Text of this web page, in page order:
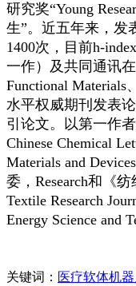
研究奖“Young
生”。近五年来，发
1400次，目前h-
一作）及共同通讯在
Functional Materials
水平权威期刊发表
引论文。以第一作
Chinese Chemical
Materials and
委，Research和《
Textile Research
Energy Science and
关键词： 医疗软体机器